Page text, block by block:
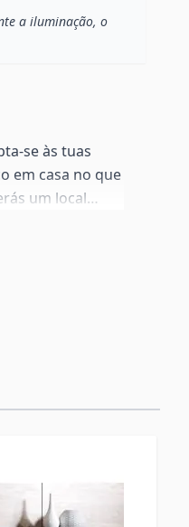
a iluminação, o
se às tuas
em casa no que
um local